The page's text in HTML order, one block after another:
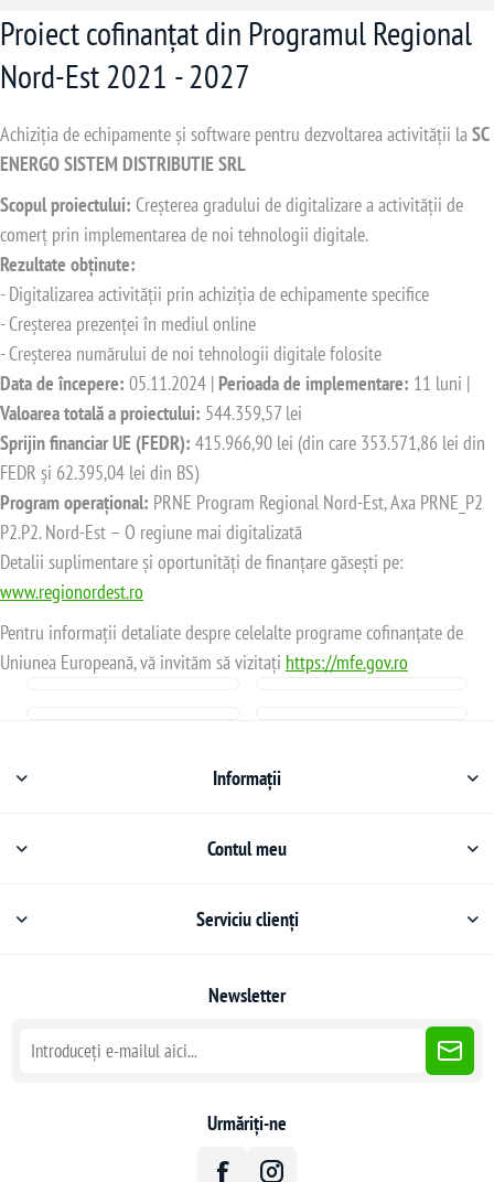
Proiect cofinanțat din Programul Regional
Nord-Est 2021 - 2027
Achiziția de echipamente și software pentru dezvoltarea activității laSC
ENERGO SISTEM DISTRIBUTIE SRL
Scopul proiectului: Creșterea gradului de digitalizare a activității de
comerț prin implementarea de noi tehnologii digitale.
Rezultate obținute:
- Digitalizarea activității prin achiziția de echipamente specifice
- Creșterea prezenței în mediul online
- Creșterea numărului de noi tehnologii digitale folosite
Data de începere: 05.11.2024 | Perioada de implementare: 11 luni |
Valoarea totală a proiectului: 544.359,57 lei
Sprijin financiar UE (FEDR): 415.966,90 lei (din care 353.571,86 lei din
FEDR și 62.395,04 lei din BS)
Program operațional: PRNE Program Regional Nord-Est, Axa PRNE_P2
P2.P2. Nord-Est – O regiune mai digitalizată
Detalii suplimentare și oportunități de finanțare găsești pe:
www.regionordest.ro
Pentru informații detaliate despre celelalte programe cofinanțate de
Uniunea Europeană, vă invităm să vizitați https://mfe.gov.ro
Informații
Contul meu
Serviciu clienți
Newsletter
Urmăriți-ne